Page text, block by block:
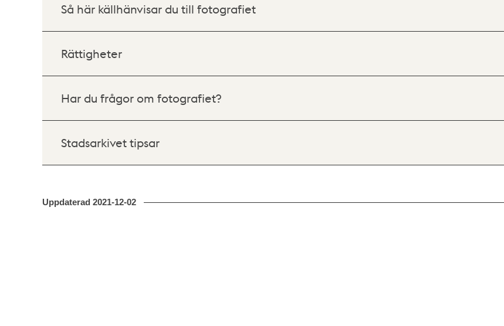
Så här källhänvisar du till fotografiet
Rättigheter
Har du frågor om fotografiet?
Stadsarkivet tipsar
Uppdaterad 2021-12-02